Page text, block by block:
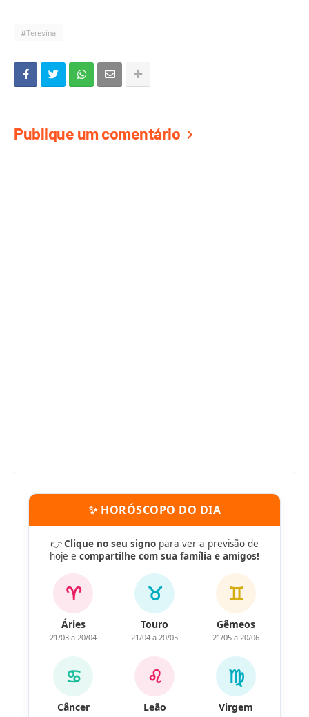
#Teresina
Publique um comentário
✨ HORÓSCOPO DO DIA
👉Clique no seu signo para ver a previsão de
hoje e compartilhe com sua família e amigos!
♈
Áries
21/03 a 20/04
♉
Touro
21/04 a 20/05
♊
Gêmeos
21/05 a 20/06
♋
Câncer
♌
Leão
♍
Virgem